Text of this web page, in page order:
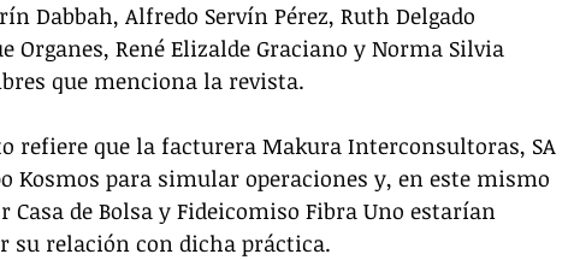
Dabbah, Alfredo Servín Pérez, Ruth Delgado
Organes, René Elizalde Graciano y Norma Silvia
que menciona la revista.
refiere que la facturera Makura Interconsultoras, SA
Kosmos para simular operaciones y, en este mismo
Casa de Bolsa y Fideicomiso Fibra Uno estarían
su relación con dicha práctica.